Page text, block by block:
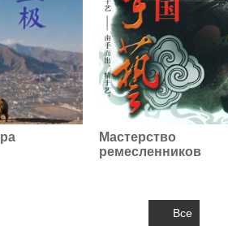
Мастерство
ремесленников
Все